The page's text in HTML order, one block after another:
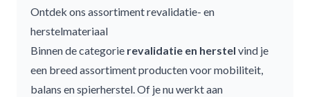
Ontdek ons assortiment revalidatie- en
herstelmateriaal
Binnen de categorie revalidatie en herstel vind je
een breed assortiment producten voor mobiliteit,
balans en spierherstel. Of je nu werkt aan